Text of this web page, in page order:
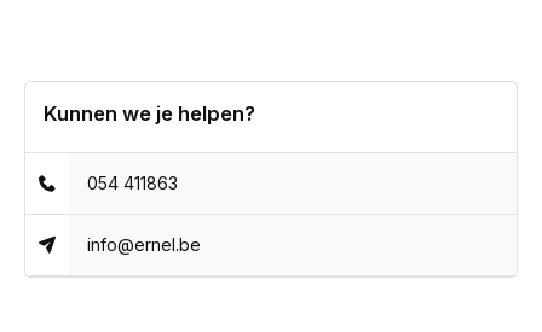
Kunnen we je helpen?
054 411863
info@ernel.be